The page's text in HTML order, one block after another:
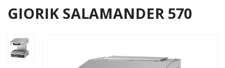
GIORIK SALAMANDER 570